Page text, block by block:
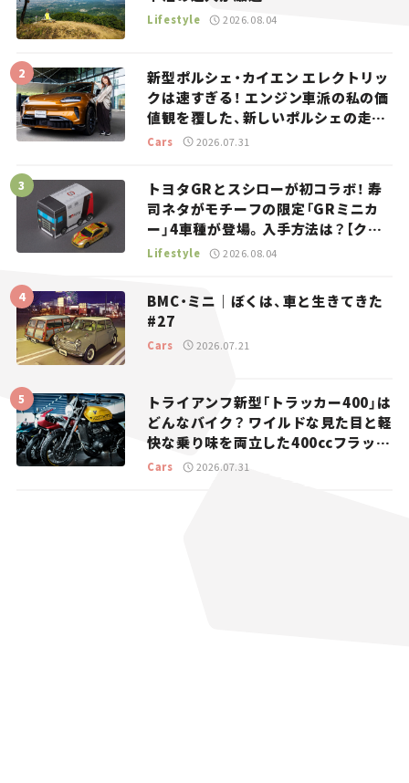
Lifestyle 2026.08.04
新型ポルシェ・カイエン エレクトリッ
クは速すぎる！ エンジン車派の私の価
値観を覆した、新しいポルシェの走
り。
Cars 2026.07.31
トヨタGRとスシローが初コラボ！ 寿
司ネタがモチーフの限定「GRミニカ
ー」4車種が登場。入手方法は？【クル
マとホビー】
Lifestyle 2026.08.04
BMC・ミニ｜ぼくは、車と生きてきた
#27
Cars 2026.07.21
トライアンフ新型「トラッカー400」は
どんなバイク？ ワイルドな見た目と軽
快な乗り味を両立した400ccフラット
トラッカー【試乗レビュー】
Cars 2026.07.31